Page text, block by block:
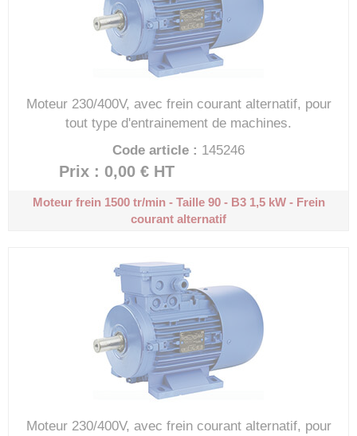
Moteur 230/400V, avec frein courant alternatif, pour
tout type d'entrainement de machines.
Code article : 145246
Prix : 0,00 € HT
Moteur frein 1500 tr/min - Taille 90 - B31,5 kW - Frein
courant alternatif
Moteur 230/400V, avec frein courant alternatif, pour